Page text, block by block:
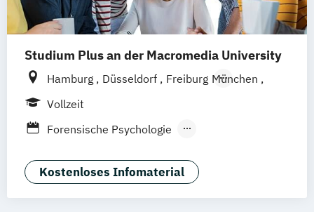
Studium Plus an der Macromedia University
Hamburg Düsseldorf Freiburg München
Stuttgart
Vollzeit
Forensische Psychologie
Kriminalpsychologie
Medien- und Werbepsychologie
Kostenloses Infomaterial